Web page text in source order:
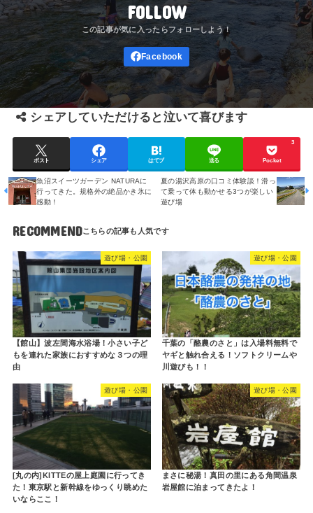
FOLLOW
シェアしていただけると泣いて喜びます
ポスト シェア はてブ 送る Pocket
3
魚沼スイーツガーデン NATURAに
行ってきた。規格外の絶品かき氷に
感動！
夏の湯沢高原の口コミ体験談！滑っ
て乗って体も動かせる3つが楽しい
遊び場
RECOMMEND
遊び場・公園
【館山】波左間海水浴場！小さい子ど
もを連れた家族におすすめな３つの理
由
遊び場・公園
千葉の「酪農のさと」は入場料無料で
ヤギと触れ合える！ソフトクリームや
川遊びも！！
遊び場・公園
[丸の内]KITTEの屋上庭園に行ってき
た！東京駅と新幹線をゆっくり眺めた
いならここ！
遊び場・公園
まさに秘湯！真田の里にある角間温泉
岩屋館に泊まってきたよ！